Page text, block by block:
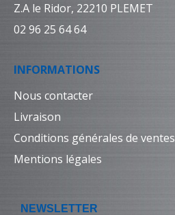
Z.A le Ridor, 22210 PLEMET
02 96 25 64 64
INFORMATIONS
Nous contacter
Livraison
Conditions générales de ventes
Mentions légales